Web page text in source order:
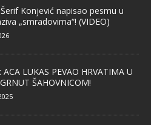
Šerif Konjević napisao pesmu u
„smradovima“! (VIDEO)
LUKAS PEVAO HRVATIMA U
ŠAHOVNICOM!